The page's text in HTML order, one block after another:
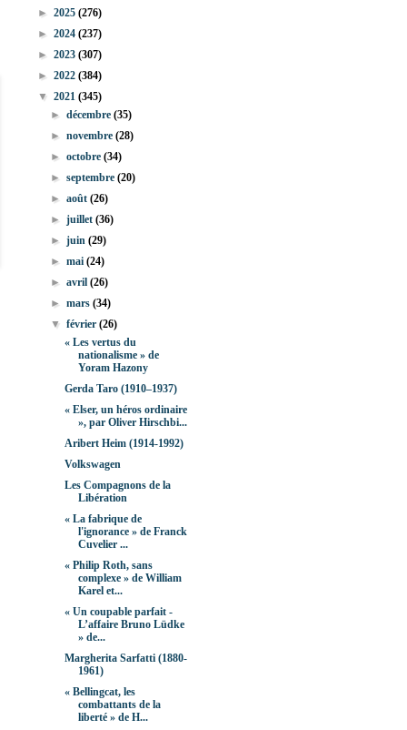
► 2025 (276)
► 2024 (237)
► 2023 (307)
► 2022 (384)
▼ 2021 (345)
►décembre(35)
►novembre(28)
►octobre(34)
►septembre(20)
►août(26)
►juillet(36)
►juin(29)
►mai(24)
►avril(26)
►mars(34)
▼février(26)
« Les vertus du
nationalisme » de
Yoram Hazony
Gerda Taro (1910–1937)
« Elser, un héros ordinaire
», par Oliver Hirschbi...
Aribert Heim (1914-1992)
Volkswagen
Les Compagnons de la
Libération
« La fabrique de
l'ignorance » de Franck
Cuvelier ...
« Philip Roth, sans
complexe » de William
Karel et...
« Un coupable parfait -
L’affaire Bruno Lüdke
» de...
Margherita Sarfatti (1880-
1961)
« Bellingcat, les
combattants de la
liberté » de H...